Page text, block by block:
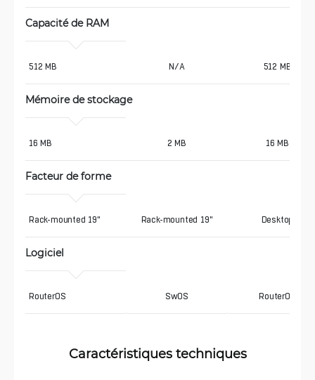
Capacité de RAM
512 MB N/A 512 MB
Mémoire de stockage
16 MB 2 MB 16 MB
Facteur de forme
Rack-mounted 19" Rack-mounted 19" Desktop
Logiciel
RouterOS SwOS RouterOS
Caractéristiques techniques